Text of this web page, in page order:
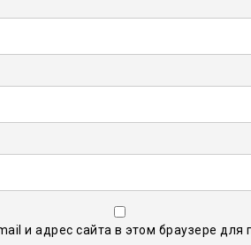
и адрес сайта в этом браузере